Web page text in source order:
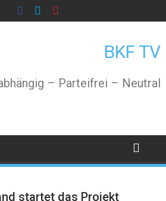
BKF TV
– Parteifrei – Neutral
startet das Projekt